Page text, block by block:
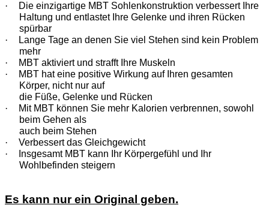
·
Die einzigartige MBT Sohlenkonstruktion verbessert Ihre
Haltung und entlastet Ihre Gelenke und ihren Rücken
spürbar
·
Lange Tage an denen Sie viel Stehen sind kein Problem
mehr
·
MBT aktiviert und strafft Ihre Muskeln
·
MBT hat eine positive Wirkung auf Ihren gesamten
Körper, nicht nur auf
die Füße, Gelenke und Rücken
·
Mit MBT können Sie mehr Kalorien verbrennen, sowohl
beim Gehen als
auch beim Stehen
·
Verbessert das Gleichgewicht
·
Insgesamt MBT kann Ihr Körpergefühl und Ihr
Wohlbefinden steigern
Es kann nur ein Original geben.